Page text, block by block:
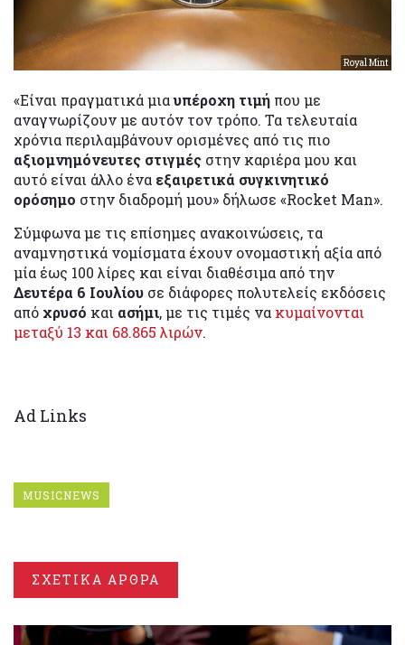
Royal Mint
«Είναι πραγματικά μιαυπέροχη τιμή που με
αναγνωρίζουν με αυτόν τον τρόπο. Τα τελευταία
χρόνια περιλαμβάνουν ορισμένες από τις πιο
αξιομνημόνευτες στιγμές στην καριέρα μου και
αυτό είναι άλλο ένα εξαιρετικά συγκινητικό
ορόσημο στην διαδρομή μου» δήλωσε «Rocket Man».
Σύμφωνα με τις επίσημες ανακοινώσεις, τα
αναμνηστικά νομίσματα έχουν ονομαστική αξία από
μία έως 100 λίρες και είναι διαθέσιμα από την
Δευτέρα 6 Ιουλίου σε διάφορες πολυτελείς εκδόσεις
από χρυσό και ασήμι, με τις τιμές να κυμαίνονται
μεταξύ 13 και 68.865 λιρών.
Ad Links
MUSICNEWS
ΣΧΕΤΙΚΑ ΑΡΘΡΑ